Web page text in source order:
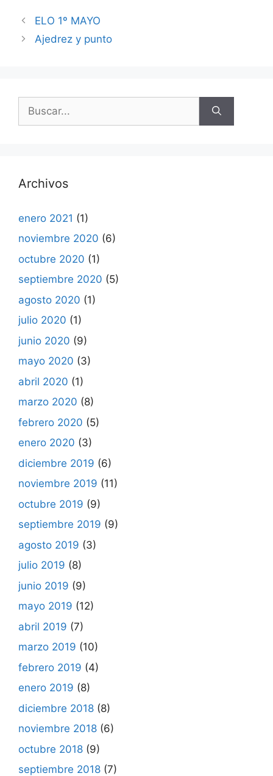
ELO 1º MAYO
Ajedrez y punto
Archivos
enero 2021 (1)
noviembre 2020 (6)
octubre 2020 (1)
septiembre 2020 (5)
agosto 2020 (1)
julio 2020 (1)
junio 2020 (9)
mayo 2020 (3)
abril 2020 (1)
marzo 2020 (8)
febrero 2020 (5)
enero 2020 (3)
diciembre 2019 (6)
noviembre 2019 (11)
octubre 2019 (9)
septiembre 2019 (9)
agosto 2019 (3)
julio 2019 (8)
junio 2019 (9)
mayo 2019 (12)
abril 2019 (7)
marzo 2019 (10)
febrero 2019 (4)
enero 2019 (8)
diciembre 2018 (8)
noviembre 2018 (6)
octubre 2018 (9)
septiembre 2018 (7)